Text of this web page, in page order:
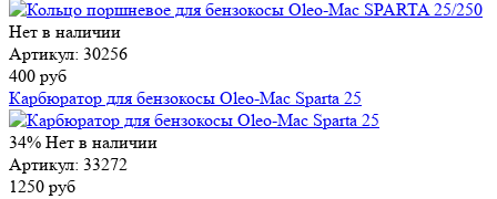
Нет в наличии
Артикул: 30256
400 руб
Карбюратор для бензокосы Oleo-Mac Sparta 25
34% Нет в наличии
Артикул: 33272
1250 руб